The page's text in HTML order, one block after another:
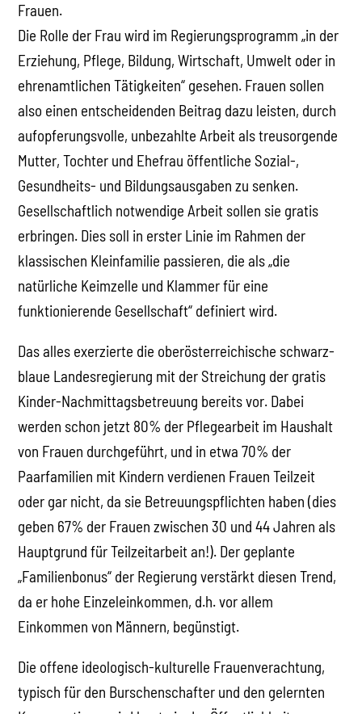
Frauen.
Die Rolle der Frau wird im Regierungsprogramm „in der
Erziehung, Pflege, Bildung, Wirtschaft, Umwelt oder in
ehrenamtlichen Tätigkeiten“ gesehen. Frauen sollen
also einen entscheidenden Beitrag dazu leisten, durch
aufopferungsvolle, unbezahlte Arbeit als treusorgende
Mutter, Tochter und Ehefrau öffentliche Sozial-,
Gesundheits- und Bildungsausgaben zu senken.
Gesellschaftlich notwendige Arbeit sollen sie gratis
erbringen. Dies soll in erster Linie im Rahmen der
klassischen Kleinfamilie passieren, die als „die
natürliche Keimzelle und Klammer für eine
funktionierende Gesellschaft“ definiert wird.
Das alles exerzierte die oberösterreichische schwarz-
blaue Landesregierung mit der Streichung der gratis
Kinder-Nachmittagsbetreuung bereits vor. Dabei
werden schon jetzt 80% der Pflegearbeit im Haushalt
von Frauen durchgeführt, und in etwa 70% der
Paarfamilien mit Kindern verdienen Frauen Teilzeit
oder gar nicht, da sie Betreuungspflichten haben (dies
geben 67% der Frauen zwischen 30 und 44 Jahren als
Hauptgrund für Teilzeitarbeit an!). Der geplante
„Familienbonus“ der Regierung verstärkt diesen Trend,
da er hohe Einzeleinkommen, d.h. vor allem
Einkommen von Männern, begünstigt.
Die offene ideologisch-kulturelle Frauenverachtung,
typisch für den Burschenschafter und den gelernten